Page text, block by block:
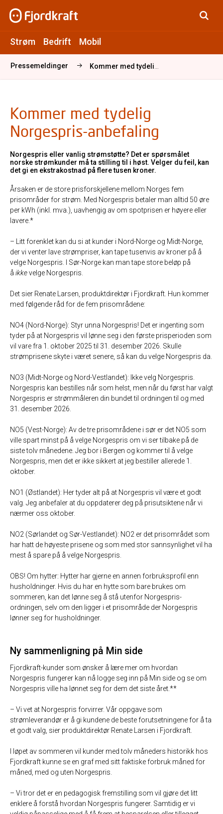
Strøm Bedrift Mobil
Pressemeldinger Kommer med tydelig Norgespris-anbefaling
Kommer med tydelig
Norgespris-anbefaling
Norgespris eller vanlig strømstøtte? Det er spørsmålet
norske strømkunder må ta stilling til i høst. Velger du feil, kan
det gi en ekstrakostnad på flere tusen kroner.
Årsaken er de store prisforskjellene mellom Norges fem
prisområder for strøm. Med Norgespris betaler man alltid 50 øre
per kWh (inkl. mva.), uavhengig av om spotprisen er høyere eller
lavere.*
– Litt forenklet kan du si at kunder i Nord-Norge og Midt-Norge,
der vi venter lave strømpriser, kan tape tusenvis av kroner på å
velge Norgespris. I Sør-Norge kan man tape store beløp på
å ikkevelge Norgespris.
Det sier Renate Larsen, produktdirektør i Fjordkraft. Hun kommer
med følgende råd for de fem prisområdene:
NO4 (Nord-Norge): Styr unna Norgespris! Det er ingenting som
tyder på at Norgespris vil lønne seg i den første prisperioden som
vil vare fra 1. oktober 2025 til 31. desember 2026. Skulle
strømprisene skyte i været senere, så kan du velge Norgespris da.
NO3 (Midt-Norge og Nord-Vestlandet): Ikke velg Norgespris.
Norgespris kan bestilles når som helst, men når du først har valgt
Norgespris er strømmåleren din bundet til ordningen til og med
31. desember 2026.
NO5 (Vest-Norge): Av de tre prisområdene i sør er det NO5 som
ville spart minst på å velge Norgespris om vi ser tilbake på de
siste tolv månedene. Jeg bor i Bergen og kommer til å velge
Norgespris, men det er ikke sikkert at jeg bestiller allerede 1.
oktober.
NO1 (Østlandet): Her tyder alt på at Norgespris vil være et godt
valg. Jeg anbefaler at du oppdaterer deg på prisutsiktene når vi
nærmer oss oktober.
NO2 (Sørlandet og Sør-Vestlandet): NO2 er det prisområdet som
har hatt de høyeste prisene og som med stor sannsynlighet vil ha
mest å spare på å velge Norgespris.
OBS! Om hytter: Hytter har gjerne en annen forbruksprofil enn
husholdninger. Hvis du har en hytte som bare brukes om
sommeren, kan det lønne seg å stå utenfor Norgespris-
ordningen, selv om den ligger i et prisområde der Norgespris
lønner seg for husholdninger.
Ny sammenligning på Min side
Fjordkraft-kunder som ønsker å lære mer om hvordan
Norgespris fungerer kan nå logge seg inn på Min side og se om
Norgespris ville ha lønnet seg for dem det siste året.**
– Vi vet at Norgespris forvirrer. Vår oppgave som
strømleverandør er å gi kundene de beste forutsetningene for å ta
et godt valg, sier produktdirektør Renate Larsen i Fjordkraft.
I løpet av sommeren vil kunder med tolv måneders historikk hos
Fjordkraft kunne se en graf med sitt faktiske forbruk måned for
måned, med og uten Norgespris.
– Vi tror det er en pedagogisk fremstilling som vil gjøre det litt
enklere å forstå hvordan Norgespris fungerer. Samtidig er vi